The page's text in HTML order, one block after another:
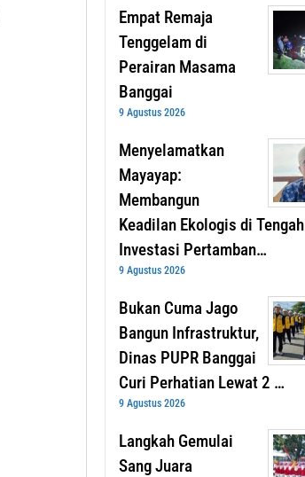
Empat Remaja
Tenggelam di
Perairan Masama
Banggai
9 Agustus 2026
Menyelamatkan
Mayayap:
Membangun
Keadilan Ekologis di Tengah
Investasi Pertamban…
9 Agustus 2026
Bukan Cuma Jago
Bangun Infrastruktur,
Dinas PUPR Banggai
Curi Perhatian Lewat 2 …
9 Agustus 2026
Langkah Gemulai
Sang Juara